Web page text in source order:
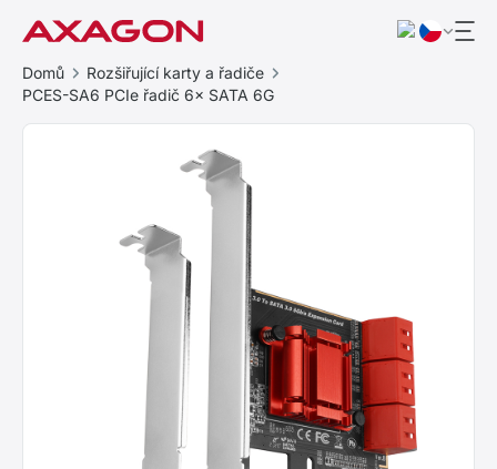
Domů
Rozšiřující karty a řadiče
PCES-SA6 PCIe řadič 6× SATA 6G